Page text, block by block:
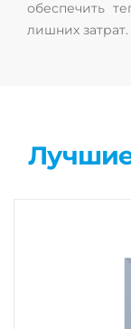
обеспечить
лишних затрат.